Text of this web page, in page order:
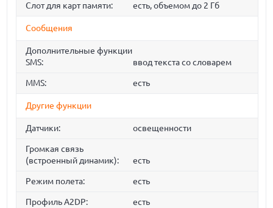
Слот для карт памяти: есть, объемом до 2 Гб
Сообщения
Дополнительные функции
SMS:
ввод текста со словарем
MMS: есть
Другие функции
Датчики: освещенности
Громкая связь
(встроенный динамик):
есть
Режим полета: есть
Профиль A2DP: есть